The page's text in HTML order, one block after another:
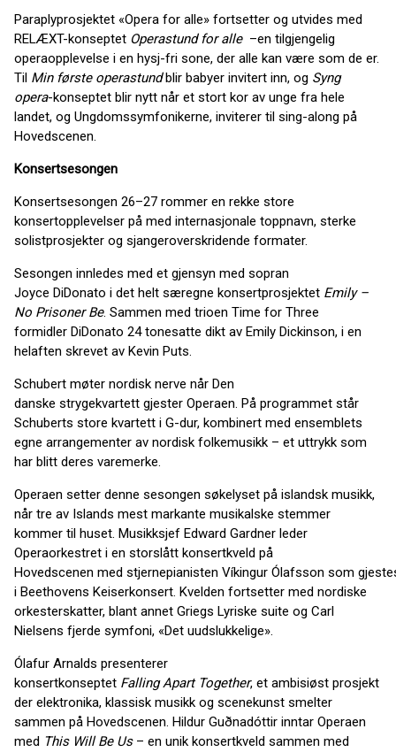
Paraplyprosjektet «Opera for alle» fortsetter og utvides med
RELÆXT-konseptet Operastund for alle–en tilgjengelig
operaopplevelse i en hysj-fri sone, der alle kan være som de er.
Til Min første operastundblir babyer invitert inn, og Syng
opera-konseptet blir nytt når et stort kor av unge fra hele
landet, og Ungdomssymfonikerne, inviterer til sing-along på
Hovedscenen.
Konsertsesongen
Konsertsesongen 26–27 rommer en rekke store
konsertopplevelser på med internasjonale toppnavn, sterke
solistprosjekter og sjangeroverskridende formater.
Sesongen innledes med et gjensyn med sopran
Joyce DiDonato i det helt særegne konsertprosjektet Emily –
No Prisoner Be. Sammen med trioen Time for Three
formidler DiDonato 24 tonesatte dikt av Emily Dickinson, i en
helaften skrevet av Kevin Puts.
Schubert møter nordisk nerve når Den
danske strygekvartett gjester Operaen. På programmet står
Schuberts store kvartett i G-dur, kombinert med ensemblets
egne arrangementer av nordisk folkemusikk – et uttrykk som
har blitt deres varemerke.
Operaen setter denne sesongen søkelyset på islandsk musikk,
når tre av Islands mest markante musikalske stemmer
kommer til huset. Musikksjef Edward Gardner leder
Operaorkestret i en storslått konsertkveld på
Hovedscenen med stjernepianisten Víkingur Ólafsson som
i Beethovens Keiserkonsert. Kvelden fortsetter med nordiske
orkesterskatter, blant annet Griegs Lyriske suite og Carl
Nielsens fjerde symfoni, «Det uudslukkelige».
Ólafur Arnalds presenterer
konsertkonseptet Falling Apart Together, et ambisiøst prosjekt
der elektronika, klassisk musikk og scenekunst smelter
sammen på Hovedscenen. Hildur Guðnadóttir inntar Operaen
med This Will Be Us– en unik konsertkveld sammen med